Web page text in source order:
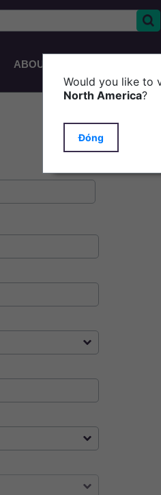
ABOUT
Would you like to
North America?
Đóng